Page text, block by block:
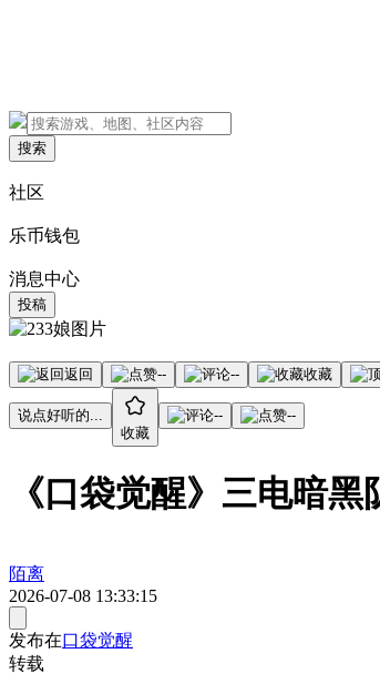
搜索
社区
乐币钱包
消息中心
投稿
返回 -- -- 收藏
说点好听的...
收藏
-- --
《口袋觉醒》三电暗
陌离
2026-07-08 13:33:15
发布在口袋觉醒
转载